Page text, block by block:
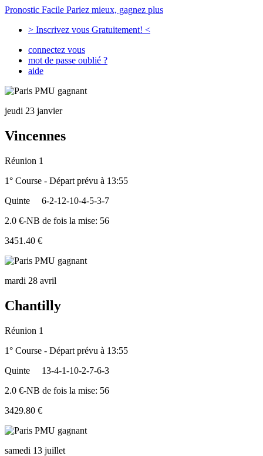
Pronostic Facile Pariez mieux, gagnez plus
> Inscrivez vous Gratuitement! <
connectez vous
mot de passe oublié ?
aide
jeudi 23 janvier
Vincennes
Réunion 1
1° Course - Départ prévu à 13:55
Quinte
6-2-12-10-4-5-3-7
2.0 €-NB de fois la mise: 56
3451.40 €
mardi 28 avril
Chantilly
Réunion 1
1° Course - Départ prévu à 13:55
Quinte
13-4-1-10-2-7-6-3
2.0 €-NB de fois la mise: 56
3429.80 €
samedi 13 juillet